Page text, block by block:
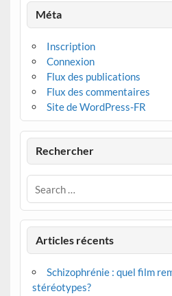
Méta
Inscription
Connexion
Flux des publications
Flux des commentaires
Site de WordPress-FR
Rechercher
Articles récents
Schizophrénie : quel film
stéréotypes?